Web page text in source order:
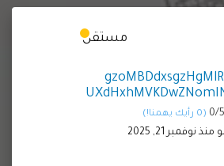
0/5 (0 رأيك يهمنا!)
نوفمبر 21, 2025